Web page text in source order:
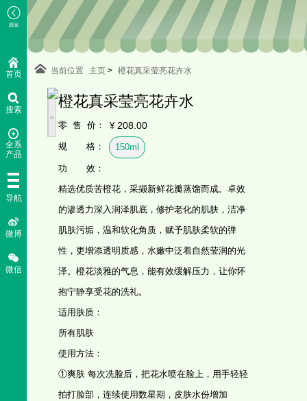
首页
搜索
全系
产品
导航
微博
微信
当前位置 主页 > 橙花真采莹亮花卉水
<
>
橙花真采莹亮花卉水
零 售 价： ¥ 208.00
规 格： 150ml
功 效：
精选优质苦橙花，采撷新鲜花瓣蒸馏而成。卓效
的渗透力深入润泽肌底，修护老化的肌肤，洁净
肌肤污垢，温和软化角质，赋予肌肤柔软的弹
性，更增添透明质感，水嫩中泛着自然莹润的光
泽。橙花淡雅的气息，能有效缓解压力，让你怀
抱宁静享受花的洗礼。
适用肤质：
所有肌肤
使用方法：
①爽肤 每次冼脸后，把花水喷在脸上，用手轻轻
拍打脸部，连续使用数星期，皮肤水份增加